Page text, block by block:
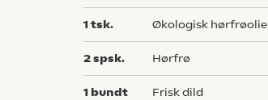
1tsk. økologisk hørfrøolie
2spsk. hørfrø
1 bundt Frisk dild